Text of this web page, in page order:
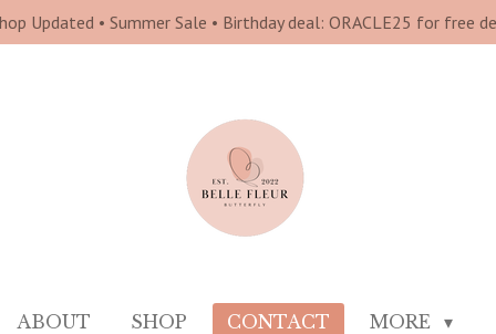
Updated • Summer Sale • Birthday deal: ORACLE25 for free
ABOUT SHOP CONTACT MORE